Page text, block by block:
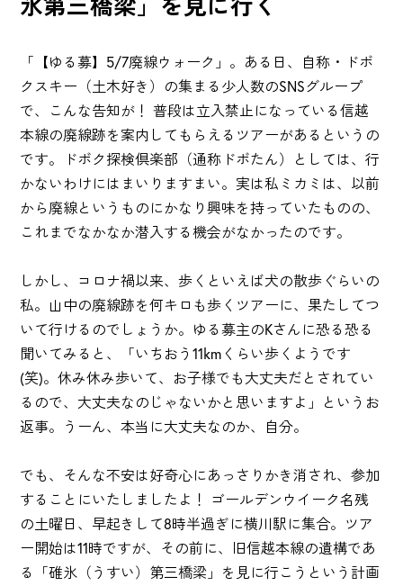
「【ゆる募】5/7廃線ウォーク」。ある日、自称・ドボ
クスキー（土木好き）の集まる少人数のSNSグループ
で、こんな告知が！ 普段は立入禁止になっている信越
本線の廃線跡を案内してもらえるツアーがあるというの
です。ドボク探検倶楽部（通称ドボたん）としては、行
かないわけにはまいりますまい。実は私ミカミは、以前
から廃線というものにかなり興味を持っていたものの、
これまでなかなか潜入する機会がなかったのです。
しかし、コロナ禍以来、歩くといえば犬の散歩ぐらいの
私。山中の廃線跡を何キロも歩くツアーに、果たしてつ
いて行けるのでしょうか。ゆる募主のKさんに恐る恐る
聞いてみると、「いちおう11kmくらい歩くようです
(笑)。休み休み歩いて、お子様でも大丈夫だとされてい
るので、大丈夫なのじゃないかと思いますよ」というお
返事。うーん、本当に大丈夫なのか、自分。
でも、そんな不安は好奇心にあっさりかき消され、参加
することにいたしましたよ！ ゴールデンウイーク名残
の土曜日、早起きして8時半過ぎに横川駅に集合。ツア
ー開始は11時ですが、その前に、旧信越本線の遺構であ
る「碓氷（うすい）第三橋梁」を見に行こうという計画